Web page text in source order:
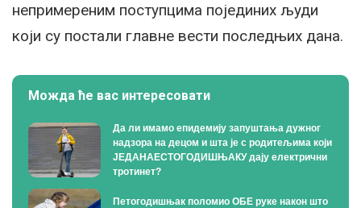
непримереним поступцима појединих људи
који су постали главне вести последњих дана.
Можда ће вас интересовати
Да ли имамо епидемију запуштања дужног
надзора на децом и шта је с родитељима који
ЈЕДАНАЕСТОГОДИШЊАКУ дају електрични
тротинет?
Петогодишњак поломио ОБЕ руке након што